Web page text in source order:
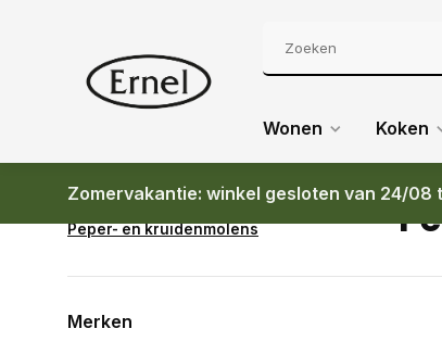
Wonen Koken
Zomervakantie: winkel gesloten van 24/
Peper- en kruidenmolens
Merken